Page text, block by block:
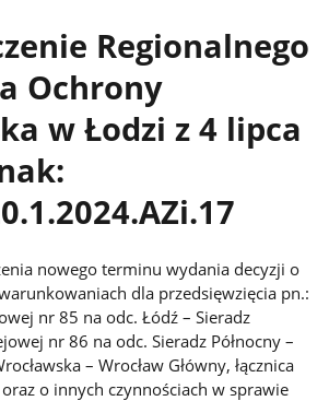
Regionalnego
Ochrony
w Łodzi z 4 lipca
nowego terminu wydania decyzji o
dla przedsięwzięcia pn.:
nr 85 na odc. Łódź – Sieradz
nr 86 na odc. Sieradz Północny –
– Wrocław Główny, łącznica
o innych czynnościach w sprawie